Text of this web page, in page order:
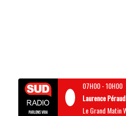
07H00-10H00
Laurence Péraud
Le Grand Matin